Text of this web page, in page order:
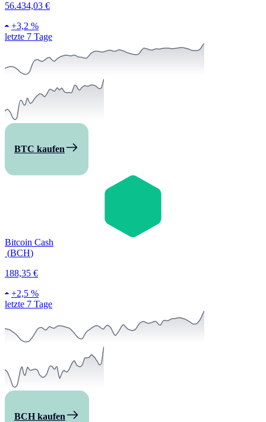
56.434,03 €
+3,2 %
letzte 7 Tage
BTC kaufen
Bitcoin Cash
(BCH)
188,35 €
+2,5 %
letzte 7 Tage
BCH kaufen